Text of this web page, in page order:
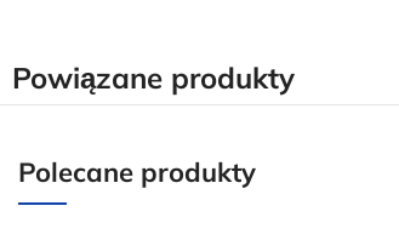
Powiązane produkty
Polecane produkty